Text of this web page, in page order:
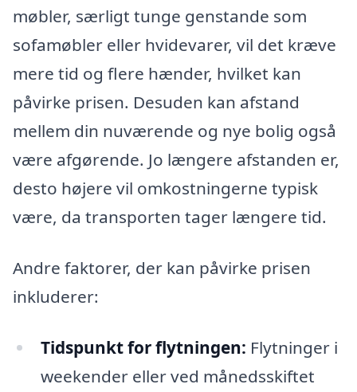
møbler, særligt tunge genstande som
sofamøbler eller hvidevarer, vil det kræve
mere tid og flere hænder, hvilket kan
påvirke prisen. Desuden kan afstand
mellem din nuværende og nye bolig også
være afgørende. Jo længere afstanden er,
desto højere vil omkostningerne typisk
være, da transporten tager længere tid.
Andre faktorer, der kan påvirke prisen
inkluderer:
Tidspunkt for flytningen: Flytninger i
weekender eller ved månedsskiftet